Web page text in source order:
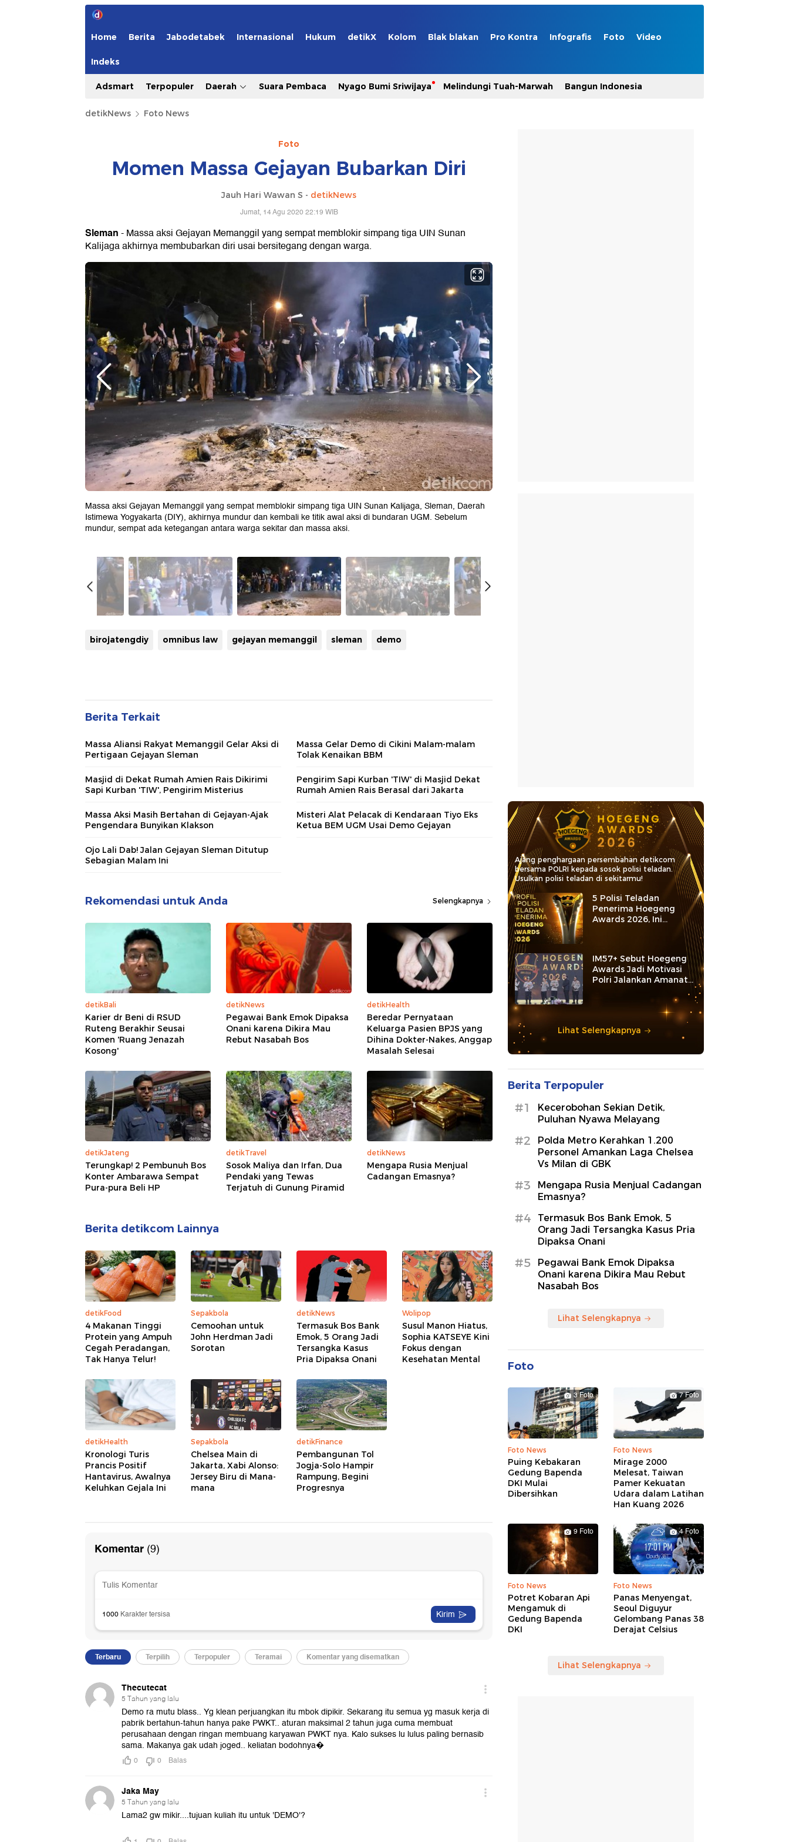
Home Berita Jabodetabek Internasional Hukum detikX Kolom Blak blakan Pro Kontra Infografis Foto Video
Indeks
Adsmart Terpopuler Daerah Suara Pembaca Nyago Bumi Sriwijaya Melindungi Tuah-Marwah Bangun Indonesia
detikNews Foto News
Foto
Momen Massa Gejayan Bubarkan Diri
Jauh Hari Wawan S - detikNews
Jumat, 14 Agu 2020 22:19 WIB
Sleman- Massa aksi Gejayan Memanggil yang sempat memblokir simpang tiga UIN Sunan
Kalijaga akhirnya membubarkan diri usai bersitegang dengan warga.
Massa aksi Gejayan Memanggil yang sempat memblokir simpang tiga UIN Sunan Kalijaga, Sleman, Daerah
Istimewa Yogyakarta (DIY), akhirnya mundur dan kembali ke titik awal aksi di bundaran UGM. Sebelum
mundur, sempat ada ketegangan antara warga sekitar dan massa aksi.
birojatengdiy omnibus law gejayan memanggil sleman demo
Berita Terkait
Massa Aliansi Rakyat Memanggil Gelar Aksi di
Pertigaan Gejayan Sleman
Massa Gelar Demo di Cikini Malam-malam
Tolak Kenaikan BBM
Masjid di Dekat Rumah Amien Rais Dikirimi
Sapi Kurban 'TIW', Pengirim Misterius
Pengirim Sapi Kurban 'TIW' di Masjid Dekat
Rumah Amien Rais Berasal dari Jakarta
Massa Aksi Masih Bertahan di Gejayan-Ajak
Pengendara Bunyikan Klakson
Misteri Alat Pelacak di Kendaraan Tiyo Eks
Ketua BEM UGM Usai Demo Gejayan
Ojo Lali Dab! Jalan Gejayan Sleman Ditutup
Sebagian Malam Ini
Rekomendasi untuk Anda Selengkapnya
detikBali
Karier dr Beni di RSUD
Ruteng Berakhir Seusai
Komen 'Ruang Jenazah
Kosong'
detikNews
Pegawai Bank Emok Dipaksa
Onani karena Dikira Mau
Rebut Nasabah Bos
detikHealth
Beredar Pernyataan
Keluarga Pasien BPJS yang
Dihina Dokter-Nakes, Anggap
Masalah Selesai
detikJateng
Terungkap! 2 Pembunuh Bos
Konter Ambarawa Sempat
Pura-pura Beli HP
detikTravel
Sosok Maliya dan Irfan, Dua
Pendaki yang Tewas
Terjatuh di Gunung Piramid
detikNews
Mengapa Rusia Menjual
Cadangan Emasnya?
Berita detikcom Lainnya
detikFood
4 Makanan Tinggi
Protein yang Ampuh
Cegah Peradangan,
Tak Hanya Telur!
Sepakbola
Cemoohan untuk
John Herdman Jadi
Sorotan
detikNews
Termasuk Bos Bank
Emok, 5 Orang Jadi
Tersangka Kasus
Pria Dipaksa Onani
Wolipop
Susul Manon Hiatus,
Sophia KATSEYE Kini
Fokus dengan
Kesehatan Mental
detikHealth
Kronologi Turis
Prancis Positif
Hantavirus, Awalnya
Keluhkan Gejala Ini
Sepakbola
Chelsea Main di
Jakarta, Xabi Alonso:
Jersey Biru di Mana-
mana
detikFinance
Pembangunan Tol
Jogja-Solo Hampir
Rampung, Begini
Progresnya
Ajang penghargaan persembahan detikcom
bersama POLRI kepada sosok polisi teladan.
Usulkan polisi teladan di sekitarmu!
5 Polisi Teladan
Penerima Hoegeng
Awards 2026, Ini
Kategori dan Kiprahnya
IM57+ Sebut Hoegeng
Awards Jadi Motivasi
Polri Jalankan Amanat
Lihat Selengkapnya
Berita Terpopuler
#1
Kecerobohan Sekian Detik,
Puluhan Nyawa Melayang
#2
Polda Metro Kerahkan 1.200
Personel Amankan Laga Chelsea
Vs Milan di GBK
#3
Mengapa Rusia Menjual Cadangan
Emasnya?
#4
Termasuk Bos Bank Emok, 5
Orang Jadi Tersangka Kasus Pria
Dipaksa Onani
#5
Pegawai Bank Emok Dipaksa
Onani karena Dikira Mau Rebut
Nasabah Bos
Lihat Selengkapnya
Foto
3 Foto
Foto News
Puing Kebakaran
Gedung Bapenda
DKI Mulai
Dibersihkan
7 Foto
Foto News
Mirage 2000
Melesat, Taiwan
Pamer Kekuatan
Udara dalam Latihan
Han Kuang 2026
9 Foto
Foto News
Potret Kobaran Api
Mengamuk di
Gedung Bapenda
DKI
4 Foto
Foto News
Panas Menyengat,
Seoul Diguyur
Gelombang Panas 38
Derajat Celsius
Lihat Selengkapnya